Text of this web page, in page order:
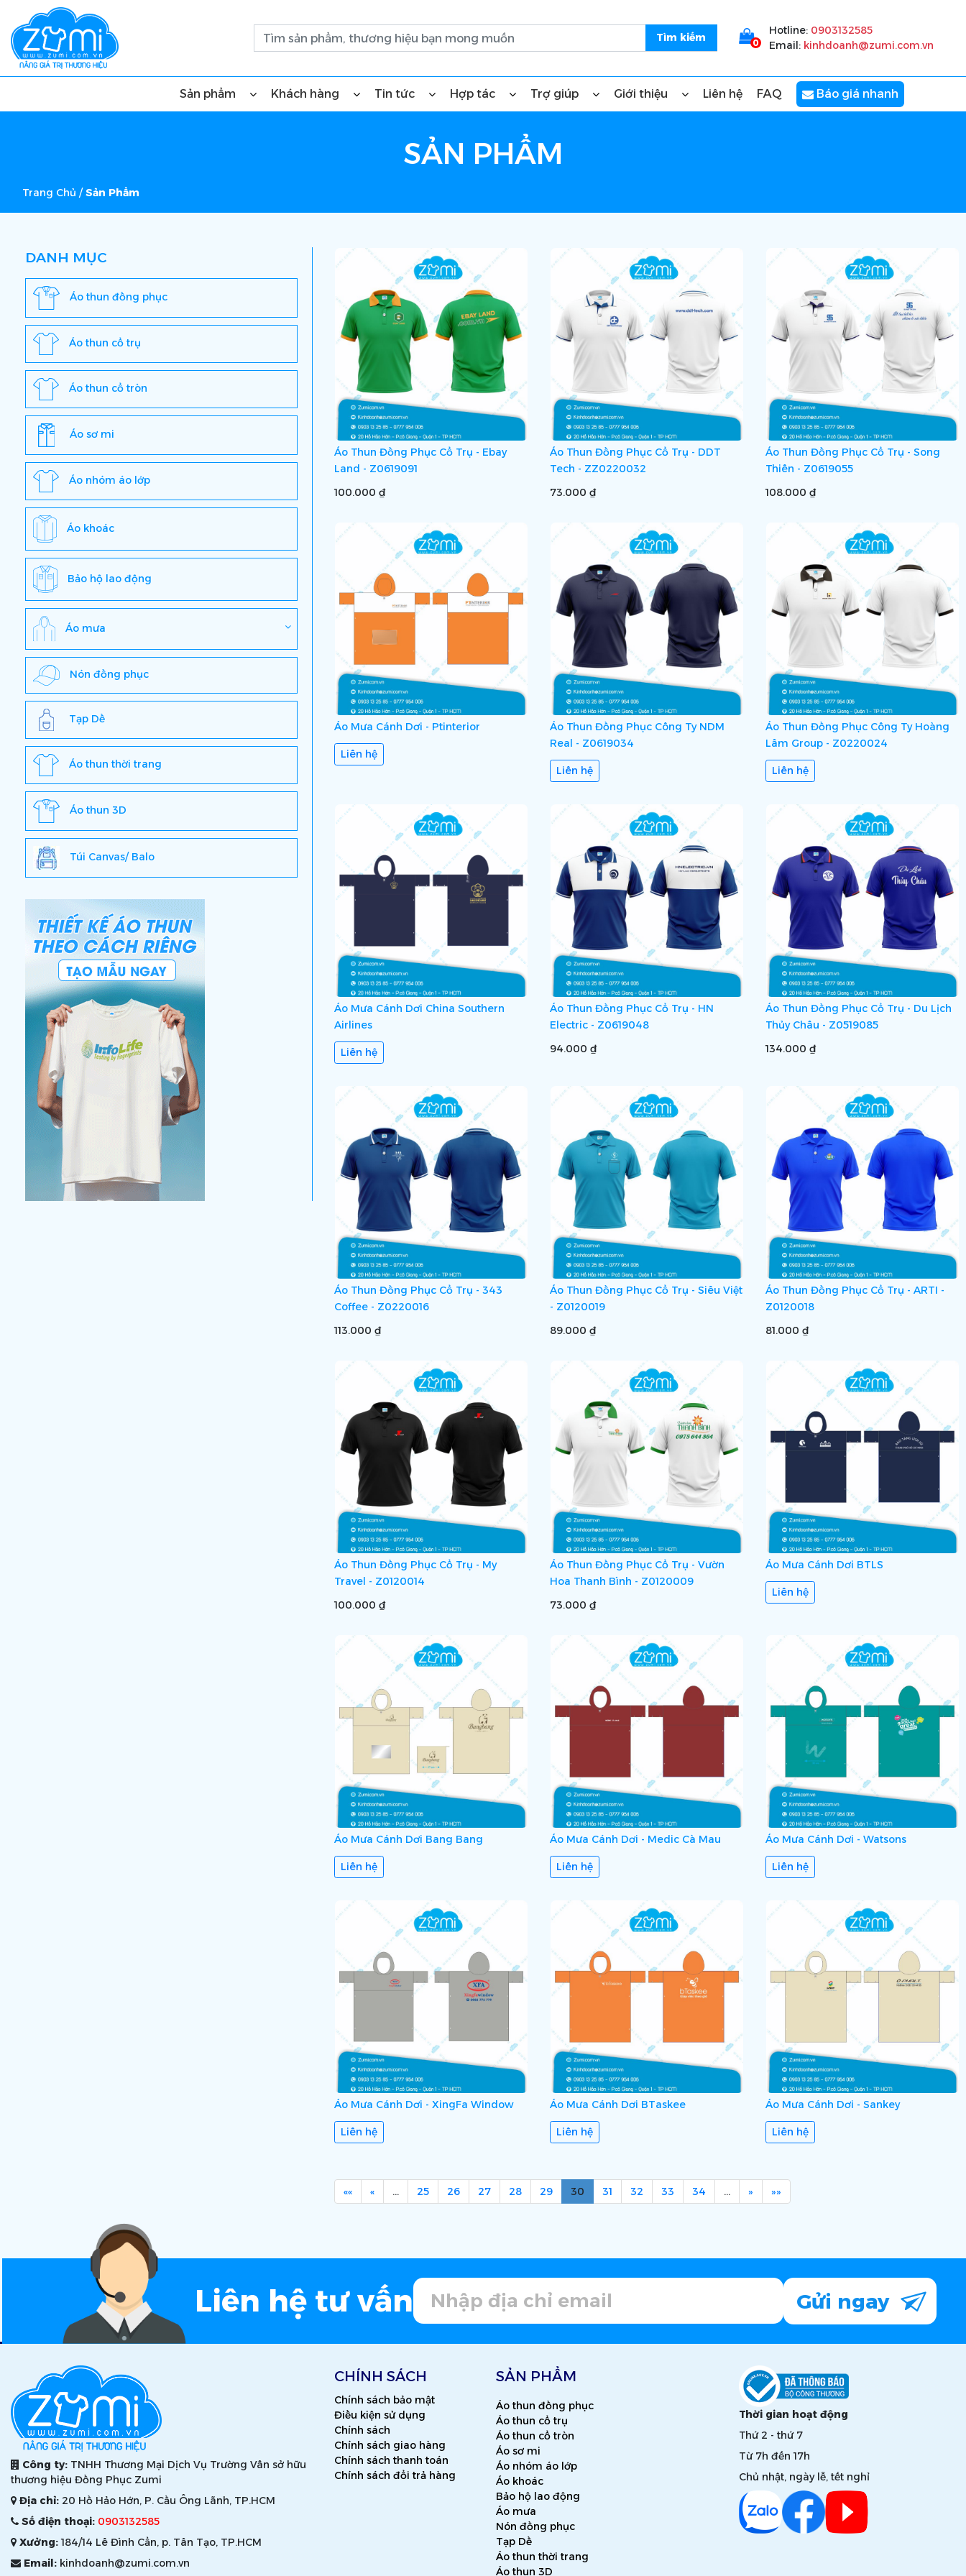
0
Hotline: 0903132585
Email: kinhdoanh@zumi.com.vn
Sản phẩm Khách hàng Tin tức Hợp tác Trợ giúp Giới thiệu Liên hệ FAQ Báo giá nhanh
SẢN PHẨM
Trang Chủ / Sản Phẩm
DANH MỤC
Áo thun đồng phục
Áo thun cổ trụ
Áo thun cổ tròn
Áo sơ mi
Áo nhóm áo lớp
Áo khoác
Bảo hộ lao động
Áo mưa
Nón đồng phục
Tạp Dề
Áo thun thời trang
Áo thun 3D
Túi Canvas/ Balo
Áo Thun Đồng Phục Cổ Trụ - Ebay
Land - Z0619091
100.000 ₫
Áo Thun Đồng Phục Cổ Trụ - DDT
Tech - ZZ0220032
73.000 ₫
Áo Thun Đồng Phục Cổ Trụ - Song
Thiên - Z0619055
108.000 ₫
Áo Mưa Cánh Dơi - Ptinterior
Liên hệ
Áo Thun Đồng Phục Công Ty NDM
Real - Z0619034
Liên hệ
Áo Thun Đồng Phục Công Ty Hoàng
Lâm Group - Z0220024
Liên hệ
Áo Mưa Cánh Dơi China Southern
Airlines
Liên hệ
Áo Thun Đồng Phục Cổ Trụ - HN
Electric - Z0619048
94.000 ₫
Áo Thun Đồng Phục Cổ Trụ - Du Lịch
Thủy Châu - Z0519085
134.000 ₫
Áo Thun Đồng Phục Cổ Trụ - 343
Coffee - Z0220016
113.000 ₫
Áo Thun Đồng Phục Cổ Trụ - Siêu Việt
- Z0120019
89.000 ₫
Áo Thun Đồng Phục Cổ Trụ - ARTI -
Z0120018
81.000 ₫
Áo Thun Đồng Phục Cổ Trụ - My
Travel - Z0120014
100.000 ₫
Áo Thun Đồng Phục Cổ Trụ - Vườn
Hoa Thanh Bình - Z0120009
73.000 ₫
Áo Mưa Cánh Dơi BTLS
Liên hệ
Áo Mưa Cánh Dơi Bang Bang
Liên hệ
Áo Mưa Cánh Dơi - Medic Cà Mau
Liên hệ
Áo Mưa Cánh Dơi - Watsons
Liên hệ
Áo Mưa Cánh Dơi - XingFa Window
Liên hệ
Áo Mưa Cánh Dơi BTaskee
Liên hệ
Áo Mưa Cánh Dơi - Sankey
Liên hệ
«« « … 25 26 27 28 29 30 31 32 33 34 … » »»
Liên hệ tư vấn Gửi ngay
Công ty: TNHH Thương Mại Dịch Vụ Trường Vân sở hữu
thương hiệu Đồng Phục Zumi
Địa chỉ: 20 Hồ Hảo Hớn, P. Cầu Ông Lãnh, TP.HCM
Số điện thoại: 0903132585
Xưởng:184/14 Lê Đình Cẩn, p. Tân Tạo, TP.HCM
Email: kinhdoanh@zumi.com.vn
CHÍNH SÁCH
Chính sách bảo mật
Điều kiện sử dụng
Chính sách
Chính sách giao hàng
Chính sách thanh toán
Chính sách đổi trả hàng
SẢN PHẨM
Áo thun đồng phục
Áo thun cổ trụ
Áo thun cổ tròn
Áo sơ mi
Áo nhóm áo lớp
Áo khoác
Bảo hộ lao động
Áo mưa
Nón đồng phục
Tạp Dề
Áo thun thời trang
Áo thun 3D
Thời gian hoạt động
Thứ 2 - thứ 7
Từ 7h đến 17h
Chủ nhật, ngày lễ, tết nghỉ